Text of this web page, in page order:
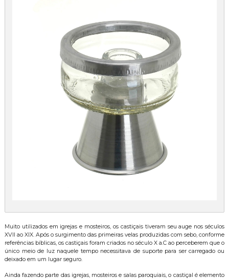
Muito utilizados em igrejas e mosteiros, os castiçais tiveram seu auge nos séculos
XVII ao XIX. Após o surgimento das primeiras velas produzidas com sebo, conforme
referências bíblicas, os castiçais foram criados no século X a.C ao perceberem que o
único meio de luz naquele tempo necessitava de suporte para ser carregado ou
deixado em um lugar seguro.
Ainda fazendo parte das igrejas, mosteiros e salas paroquiais, o castiçal é elemento